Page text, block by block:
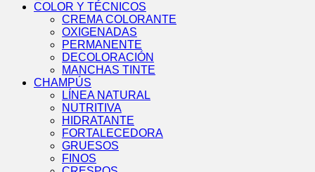
COLOR Y TÉCNICOS
CREMA COLORANTE
OXIGENADAS
PERMANENTE
DECOLORACIÓN
MANCHAS TINTE
CHAMPÚS
LÍNEA NATURAL
NUTRITIVA
HIDRATANTE
FORTALECEDORA
GRUESOS
FINOS